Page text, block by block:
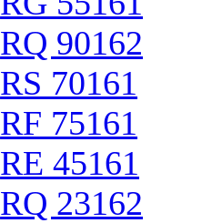
RQ 90162
RS 70161
RF 75161
RE 45161
RQ 23162